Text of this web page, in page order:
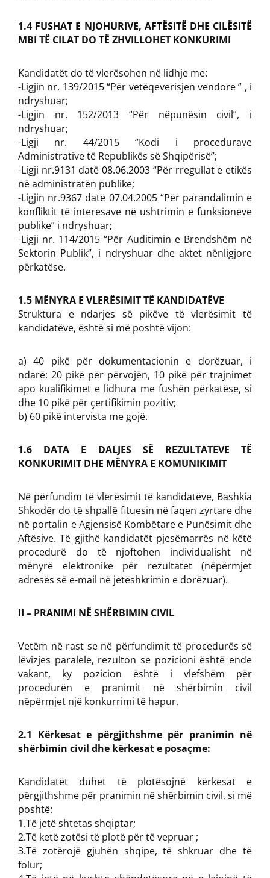
1.4 FUSHAT E NJOHURIVE, AFTËSITË DHE CILËSITË
MBI TË CILAT DO TË ZHVILLOHET KONKURIMI
Kandidatët do të vlerësohen në lidhje me:
-Ligjin nr. 139/2015 “Për vetëqeverisjen vendore ” , i
ndryshuar;
-Ligjin nr. 152/2013 “Për nëpunësin civil”, i
ndryshuar;
-Ligji nr. 44/2015 “Kodi i procedurave
Administrative të Republikës së Shqipërisë”;
-Ligji nr.9131 datë 08.06.2003 “Për rregullat e etikës
në administratën publike;
-Ligjin nr.9367 datë 07.04.2005 “Për parandalimin e
konfliktit të interesave në ushtrimin e funksioneve
publike” i ndryshuar;
-Ligji nr. 114/2015 “Për Auditimin e Brendshëm në
Sektorin Publik”, i ndryshuar dhe aktet nënligjore
përkatëse.
1.5 MËNYRA E VLERËSIMIT TË KANDIDATËVE
Struktura e ndarjes së pikëve të vlerësimit të
kandidatëve, është si më poshtë vijon:
a) 40 pikë për dokumentacionin e dorëzuar, i
ndarë: 20 pikë për përvojën, 10 pikë për trajnimet
apo kualifikimet e lidhura me fushën përkatëse, si
dhe 10 pikë për çertifikimin pozitiv;
b) 60 pikë intervista me gojë.
1.6 DATA E DALJES SË REZULTATEVE TË
KONKURIMIT DHE MËNYRA E KOMUNIKIMIT
Në përfundim të vlerësimit të kandidatëve, Bashkia
Shkodër do të shpallë fituesin në faqen zyrtare dhe
në portalin e Agjensisë Kombëtare e Punësimit dhe
Aftësive. Të gjithë kandidatët pjesëmarrës në këtë
procedurë do të njoftohen individualisht në
mënyrë elektronike për rezultatet (nëpërmjet
adresës së e-mail në jetëshkrimin e dorëzuar).
II – PRANIMI NË SHËRBIMIN CIVIL
Vetëm në rast se në përfundimit të procedurës së
lëvizjes paralele, rezulton se pozicioni është ende
vakant, ky pozicion është i vlefshëm për
procedurën e pranimit në shërbimin civil
nëpërmjet një konkurrimi të hapur.
2.1 Kërkesat e përgjithshme për pranimin në
shërbimin civil dhe kërkesat e posaçme:
Kandidatët duhet të plotësojnë kërkesat e
përgjithshme për pranimin në shërbimin civil, si më
poshtë:
1.Të jetë shtetas shqiptar;
2.Të ketë zotësi të plotë për të vepruar ;
3.Të zotërojë gjuhën shqipe, të shkruar dhe të
folur;